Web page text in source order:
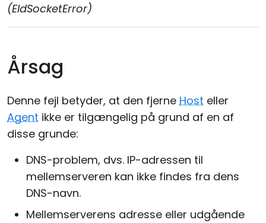
(EIdSocketError)
Årsag
Denne fejl betyder, at den fjerne Host eller
Agent ikke er tilgængelig på grund af en af
disse grunde:
DNS-problem, dvs. IP-adressen til
mellemserveren kan ikke findes fra dens
DNS-navn.
Mellemserverens adresse eller udgående